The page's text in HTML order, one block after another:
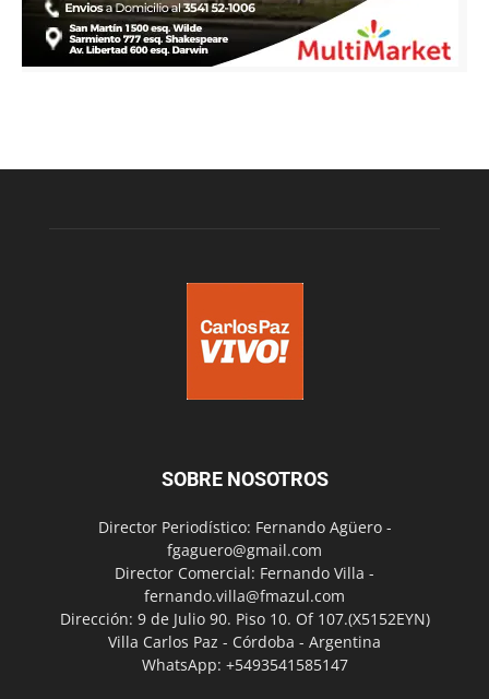
SOBRE NOSOTROS
Director Periodístico: Fernando Agüero -
fgaguero@gmail.com
Director Comercial: Fernando Villa -
fernando.villa@fmazul.com
Dirección: 9 de Julio 90. Piso 10. Of 107.(X5152EYN)
Villa Carlos Paz - Córdoba - Argentina
WhatsApp: +5493541585147